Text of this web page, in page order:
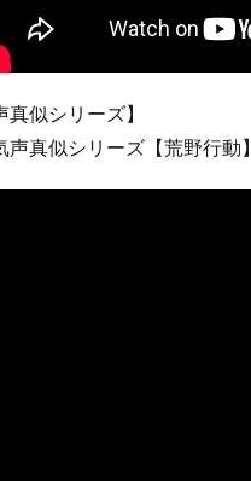
真似シリーズ】
声真似シリーズ【荒野行動】